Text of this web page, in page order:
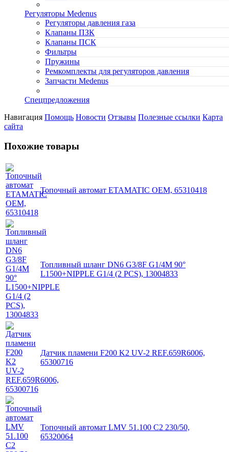
Регуляторы Medenus
Регуляторы давления газа
Клапаны ПЗК
Клапаны ПСК
Фильтры
Пружины
Ремкомплекты для регуляторов давления
Запчасти Medenus
Спецпредложения
Навигация Помощь Новости Отзывы Полезные ссылки Карта
сайта
Похожие товары
Топочный автомат ETAMATIC OEM, 65310418
Топливный шланг DN6 G3/8F G1/4M 90°
L1500+NIPPLE G1/4 (2 PCS), 13004833
Датчик пламени F200 K2 UV-2 REF.659R6006,
65300716
Топочный автомат LMV 51.100 C2 230/50,
65320064